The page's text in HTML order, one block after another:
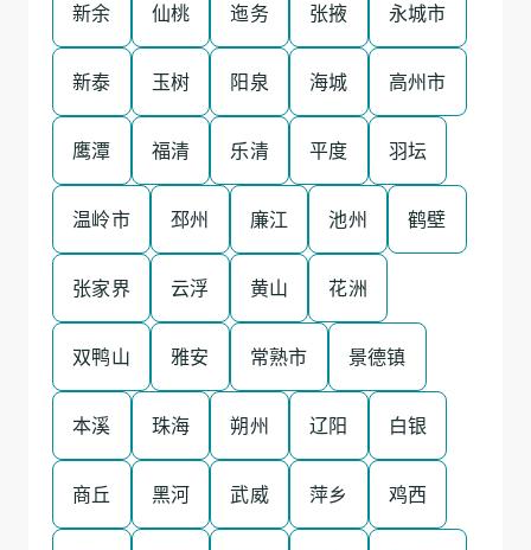
新余 仙桃 迤务 张掖 永城市
新泰 玉树 阳泉 海城 高州市
鹰潭 福清 乐清 平度 羽坛
温岭市 邳州 廉江 池州 鹤壁
张家界 云浮 黄山 花洲
双鸭山 雅安 常熟市 景德镇
本溪 珠海 朔州 辽阳 白银
商丘 黑河 武威 萍乡 鸡西